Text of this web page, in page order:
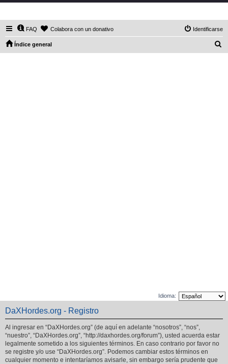
FAQ Colabora con un donativo Identificarse
Índice general
Idioma:
DaXHordes.org - Registro
Al ingresar en “DaXHordes.org” (de aquí en adelante “nosotros”, “nos”,
“nuestro”, “DaXHordes.org”, “http://daxhordes.org/forum”), usted acuerda estar
legalmente sometido a los siguientes términos. En caso contrario por favor no
se registre y/o use “DaXHordes.org”. Podemos cambiar estos términos en
cualquier momento e intentaríamos avisarle, sin embargo sería prudente que